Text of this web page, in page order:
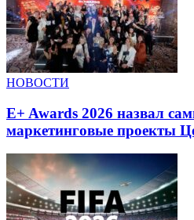
НОВОСТИ
E+ Awards 2026 назвал
маркетинговые проекты